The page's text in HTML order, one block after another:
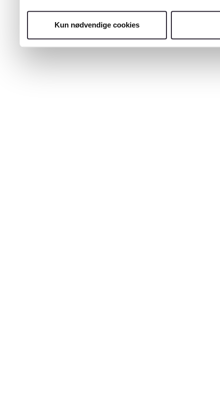
Kun nødvendige cookies